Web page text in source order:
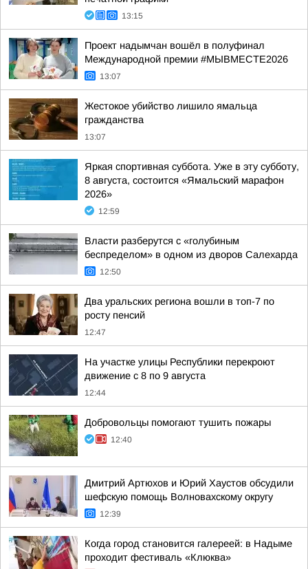
13:15
Проект надымчан вошёл в полуфинал
Международной премии #МЫВМЕСТЕ2026
13:07
Жестокое убийство лишило ямальца
гражданства
13:07
Яркая спортивная суббота. Уже в эту субботу,
8 августа, состоится «Ямальский марафон
2026»
12:59
Власти разберутся с «голубиным
беспределом» в одном из дворов Салехарда
12:50
Два уральских региона вошли в топ-7 по
росту пенсий
12:47
На участке улицы Республики перекроют
движение с 8 по 9 августа
12:44
Добровольцы помогают тушить пожары
12:40
Дмитрий Артюхов и Юрий Хаустов обсудили
шефскую помощь Волновахскому округу
12:39
Когда город становится галереей: в Надыме
проходит фестиваль «Клюква»